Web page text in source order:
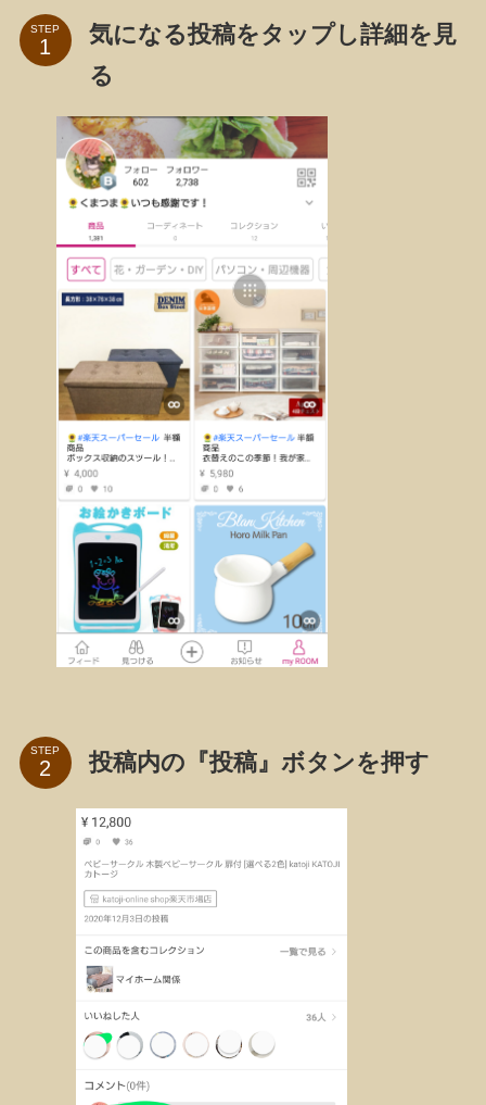
STEP
気になる投稿をタップし詳細を見
る
STEP 投稿内の『投稿』ボタンを押す